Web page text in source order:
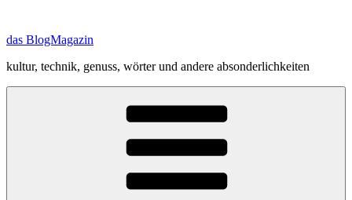
springen
das BlogMagazin
kultur, technik, genuss, wörter und andere absonderlichkeiten